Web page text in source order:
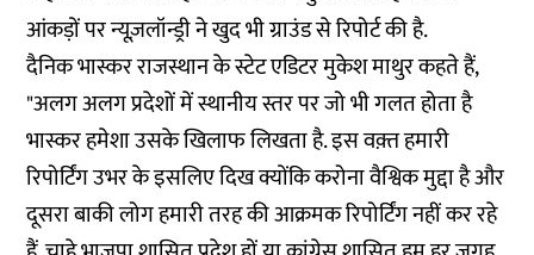
आंकड़ों पर न्यूज़लॉन्ड्री ने खुद भीग्राउंड से रिपोर्टकी है.
दैनिक भास्कर राजस्थान के स्टेट एडिटर मुकेश माथुर कहते हैं,
"अलग अलग प्रदेशों में स्थानीय स्तर पर जो भी गलत होता है
भास्कर हमेशा उसके खिलाफ लिखता है. इस वक़्त हमारी
रिपोर्टिंग उभर के इसलिए दिख क्योंकि करोना वैश्विक मुद्दा है और
दूसरा बाकी लोग हमारी तरह की आक्रमक रिपोर्टिंग नहीं कर रहे